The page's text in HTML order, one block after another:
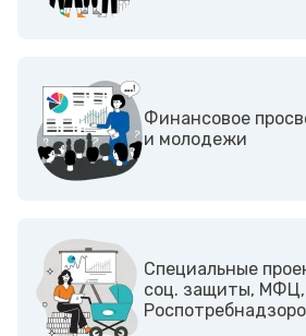
Финансовое
и молодежи
Cпециальные
соц. защиты,